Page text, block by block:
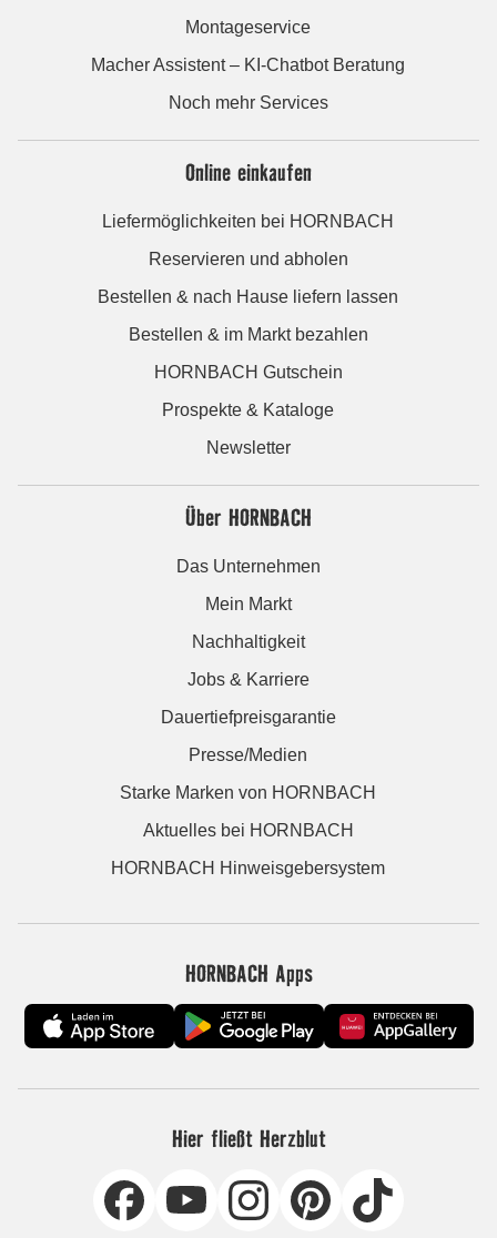
Montageservice
Macher Assistent – KI-Chatbot Beratung
Noch mehr Services
Online einkaufen
Liefermöglichkeiten bei HORNBACH
Reservieren und abholen
Bestellen & nach Hause liefern lassen
Bestellen & im Markt bezahlen
HORNBACH Gutschein
Prospekte & Kataloge
Newsletter
Über HORNBACH
Das Unternehmen
Mein Markt
Nachhaltigkeit
Jobs & Karriere
Dauertiefpreisgarantie
Presse/Medien
Starke Marken von HORNBACH
Aktuelles bei HORNBACH
HORNBACH Hinweisgebersystem
HORNBACH Apps
Hier fließt Herzblut